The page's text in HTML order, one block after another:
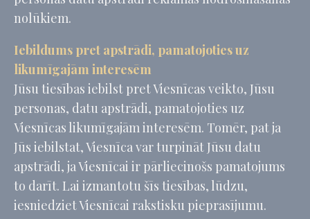
nolūkiem.
Iebildums pret apstrādi, pamatojoties uz
likumīgajām interesēm
Jūsu tiesības iebilst pret Viesnīcas veikto, Jūsu
personas, datu apstrādi, pamatojoties uz
Viesnīcas likumīgajām interesēm. Tomēr, pat ja
Jūs iebilstat, Viesnīca var turpināt Jūsu datu
apstrādi, ja Viesnīcai ir pārliecinošs pamatojums
to darīt. Lai izmantotu šīs tiesības, lūdzu,
iesniedziet Viesnīcai rakstisku pieprasījumu.